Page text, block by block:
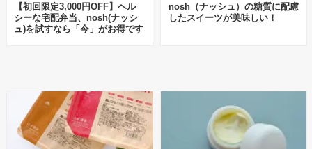
【初回限定3,000円OFF】ヘル
シーな宅配弁当、nosh(ナッシ
ュ)を試すなら「今」がお得です
nosh（ナッシュ）の糖質に配慮
したスイーツが美味しい！